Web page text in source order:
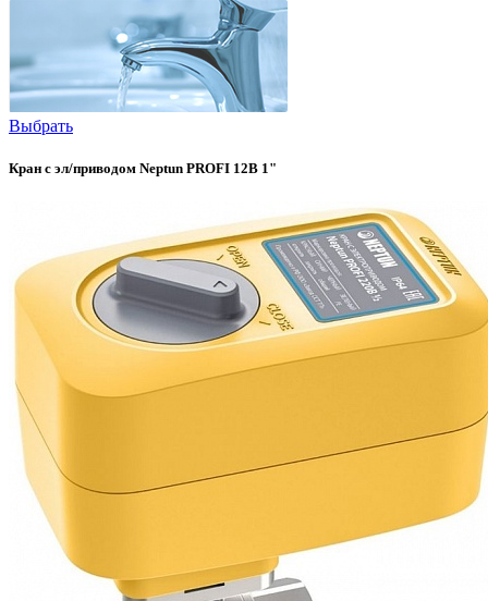
Выбрать
Кран с эл/приводом Neptun PROFI 12В 1"